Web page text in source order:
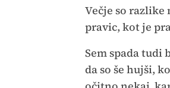
Večje so
pravic, kot je
Sem spada tudi
da so še hujši,